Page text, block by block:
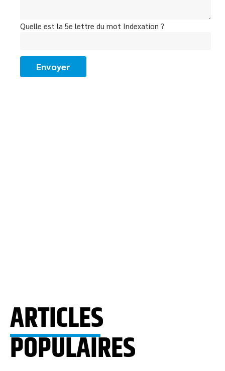
Quelle est la 5e lettre du mot Indexation ?
ARTICLES
POPULAIRES